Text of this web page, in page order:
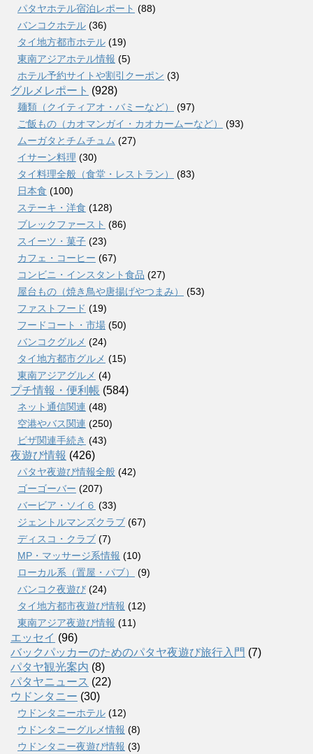
パタヤホテル宿泊レポート (88)
バンコクホテル (36)
タイ地方都市ホテル (19)
東南アジアホテル情報 (5)
ホテル予約サイトや割引クーポン (3)
グルメレポート (928)
麺類（クイティアオ・バミーなど）
(97)
ご飯もの（カオマンガイ・カオカームーなど）
(93)
ムーガタとチムチュム (27)
イサーン料理 (30)
タイ料理全般（食堂・レストラン）
(83)
日本食 (100)
ステーキ・洋食 (128)
ブレックファースト (86)
スイーツ・菓子 (23)
カフェ・コーヒー (67)
コンビニ・インスタント食品 (27)
屋台もの（焼き鳥や唐揚げやつまみ）
(53)
ファストフード (19)
フードコート・市場 (50)
バンコクグルメ (24)
タイ地方都市グルメ (15)
東南アジアグルメ (4)
プチ情報・便利帳 (584)
ネット通信関連 (48)
空港やバス関連 (250)
ビザ関連手続き (43)
夜遊び情報 (426)
パタヤ夜遊び情報全般 (42)
ゴーゴーバー (207)
バービア・ソイ６ (33)
ジェントルマンズクラブ (67)
ディスコ・クラブ (7)
MP・マッサージ系情報 (10)
ローカル系（置屋・パブ）
(9)
バンコク夜遊び (24)
タイ地方都市夜遊び情報 (12)
東南アジア夜遊び情報 (11)
エッセイ (96)
バックパッカーのためのパタヤ夜遊び旅行入門 (7)
パタヤ観光案内 (8)
パタヤニュース (22)
ウドンタニー (30)
ウドンタニーホテル (12)
ウドンタニーグルメ情報 (8)
ウドンタニー夜遊び情報 (3)